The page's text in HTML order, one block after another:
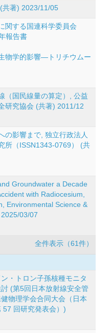
共著) 2023/11/05
関する国連科学委員会
報告書
物学的影響―トリチウムー
（国民線量の算定）, 公益
研究協会 (共著) 2011/12
の影響まで, 独立行政法人
所（ISSN1343-0769） (共
Groundwater a Decade
with Radiocesium,
Environmental Science &
03/07
全件表示（61件）
・トロン子孫核種モニタ
(第5回日本放射線安全管
物理学会合同大会（日本
57 回研究発表会）)